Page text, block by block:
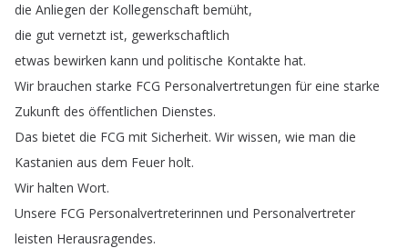
die Anliegen der Kollegenschaft bemüht,
die gut vernetzt ist, gewerkschaftlich
etwas bewirken kann und politische Kontakte hat.
Wir brauchen starke FCG Personalvertretungen für eine starke
Zukunft des öffentlichen Dienstes.
Das bietet die FCG mit Sicherheit. Wir wissen, wie man die
Kastanien aus dem Feuer holt.
Wir halten Wort.
Unsere FCG Personalvertreterinnen und Personalvertreter
leisten Herausragendes.